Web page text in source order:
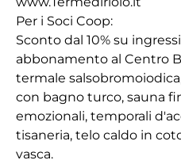
Per i Soci Coop:
Sconto dal 10% su
abbonamento al Centro
termale
con bagno turco, sauna
emozionali, temporali
tisaneria, telo caldo in
vasca.